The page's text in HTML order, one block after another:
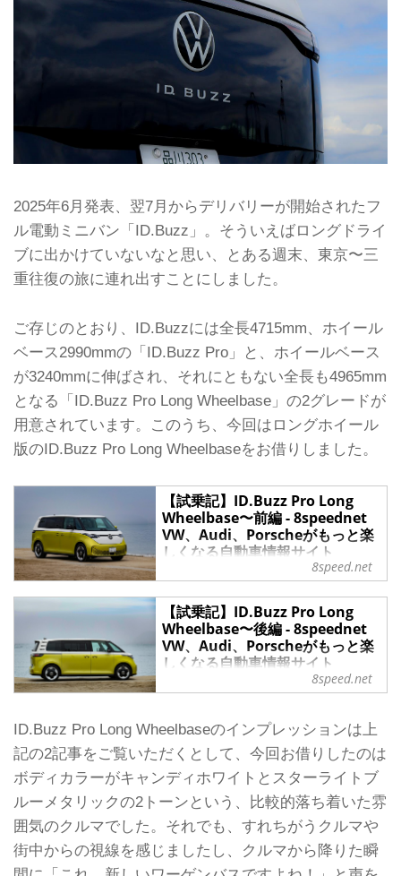
2025年6月発表、翌7月からデリバリーが開始されたフ
ル電動ミニバン「ID.Buzz」。そういえばロングドライ
ブに出かけていないなと思い、とある週末、東京〜三
重往復の旅に連れ出すことにしました。
ご存じのとおり、ID.Buzzには全長4715mm、ホイール
ベース2990mmの「ID.Buzz Pro」と、ホイールベース
が3240mmに伸ばされ、それにともない全長も4965mm
となる「ID.Buzz Pro Long Wheelbase」の2グレードが
用意されています。このうち、今回はロングホイール
版のID.Buzz Pro Long Wheelbaseをお借りしました。
【試乗記】ID.Buzz Pro Long
Wheelbase〜前編 - 8speednet
VW、Audi、Porscheがもっと楽
しくなる自動車情報サイト
ついに日本に上陸したフォルクスワー
ゲンのフル電動ミニバン「ID.Buzz」
を国内で試乗。まずは自慢の広い室内
をチェックする。
“ワーゲンバス”こと「フォルクスワー
ゲン・Type 2」のイメージを受け継ぐ
フル電動ミニバンがID.Buzzだ。日本
ばかりで、デリバリー開始は2025年7
月下旬以降を予定している。
「ID.Buzz」日本発表！
2025年6月20日、フォルクスワーゲン
ジャパン（VWJ）は、東京・六本木の
六本木ヒルズアリーナで「“Volksw...
8speed.net
【試乗記】ID.Buzz Pro Long
Wheelbase〜後編 - 8speednet
VW、Audi、Porscheがもっと楽
しくなる自動車情報サイト
ついに日本に上陸したフォルクスワー
を国内で試乗。後編ではその走りや電
費についてレポートする。
前編はこちら
余裕ある加速性能
車検証を見ると、日本仕様の
「ID.Buzz Pro Long Wheelbase」の
車両重量は2730kgと記されている。試
乗車にはオプションのパノラマガラス
ルーフが装着されているため、標準よ
8speed.net
ID.Buzz Pro Long Wheelbaseのインプレッションは上
記の2記事をご覧いただくとして、今回お借りしたのは
ボディカラーがキャンディホワイトとスターライトブ
ルーメタリックの2トーンという、比較的落ち着いた雰
囲気のクルマでした。それでも、すれちがうクルマや
街中からの視線を感じましたし、クルマから降りた瞬